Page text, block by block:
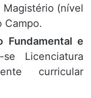
Magistério (nível
Campo.
Fundamental e
se Licenciatura
curricular